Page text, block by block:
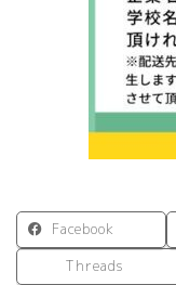
Facebook
Threads